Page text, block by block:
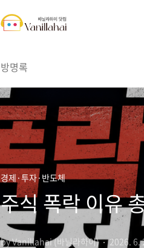
방명록
경제·투자·반도체
주식 폭락 이유
by Vanillahai (바닐라하이) 2026. 6.